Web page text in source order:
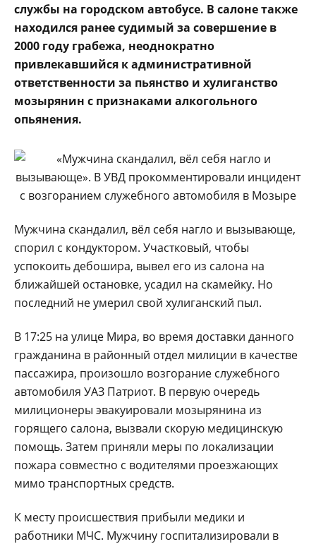
службы на городском автобусе. В салоне также
находился ранее судимый за совершение в
2000 году грабежа, неоднократно
привлекавшийся к административной
ответственности за пьянство и хулиганство
мозырянин с признаками алкогольного
опьянения.
Мужчина скандалил, вёл себя нагло и вызывающе,
спорил с кондуктором. Участковый, чтобы
успокоить дебошира, вывел его из салона на
ближайшей остановке, усадил на скамейку. Но
последний не умерил свой хулиганский пыл.
В 17:25 на улице Мира, во время доставки данного
гражданина в районный отдел милиции в качестве
пассажира, произошло возгорание служебного
автомобиля УАЗ Патриот. В первую очередь
милиционеры эвакуировали мозырянина из
горящего салона, вызвали скорую медицинскую
помощь. Затем приняли меры по локализации
пожара совместно с водителями проезжающих
мимо транспортных средств.
К месту происшествия прибыли медики и
работники МЧС. Мужчину госпитализировали в